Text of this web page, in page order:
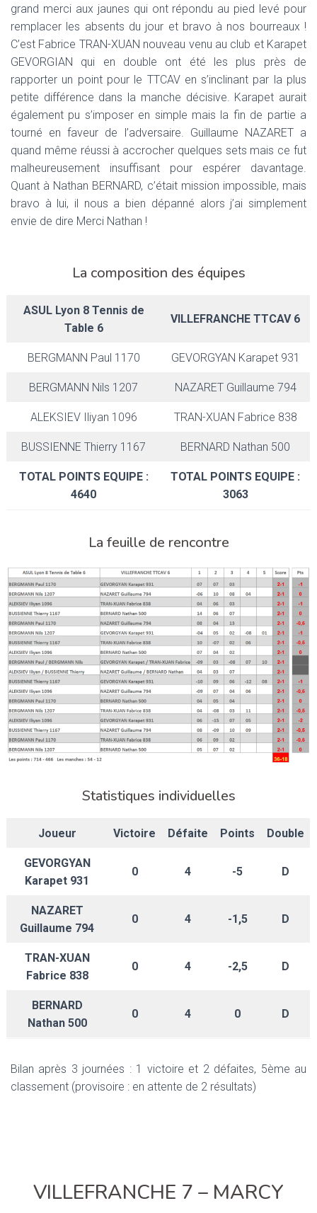
grand merci aux jaunes qui ont répondu au pied levé pour
remplacer les absents du jour et bravo à nos bourreaux !
C’est Fabrice TRAN-XUAN nouveau venu au club et Karapet
GEVORGIAN qui en double ont été les plus près de
rapporter un point pour le TTCAV en s’inclinant par la plus
petite différence dans la manche décisive. Karapet aurait
également pu s’imposer en simple mais la fin de partie a
tourné en faveur de l’adversaire. Guillaume NAZARET a
quand même réussi à accrocher quelques sets mais ce fut
malheureusement insuffisant pour espérer davantage.
Quant à Nathan BERNARD, c’était mission impossible, mais
bravo à lui, il nous a bien dépanné alors j’ai simplement
envie de dire Merci Nathan !
La composition des équipes
ASUL Lyon 8 Tennis de
Table 6
VILLEFRANCHE TTCAV 6
BERGMANN Paul 1170 GEVORGYAN Karapet 931
BERGMANN Nils 1207 NAZARET Guillaume 794
ALEKSIEV Iliyan 1096 TRAN-XUAN Fabrice 838
BUSSIENNE Thierry 1167 BERNARD Nathan 500
TOTAL POINTS EQUIPE :
4640
TOTAL POINTS EQUIPE :
3063
La feuille de rencontre
Statistiques individuelles
Joueur Victoire Défaite Points Double
GEVORGYAN
Karapet 931
0 4 -5 D
NAZARET
Guillaume 794
0 4 -1,5 D
TRAN-XUAN
Fabrice 838
0 4 -2,5 D
BERNARD
Nathan 500
0 4 0 D
Bilan après 3 journées : 1 victoire et 2 défaites, 5ème au
classement (provisoire : en attente de 2 résultats)
VILLEFRANCHE 7 – MARCY